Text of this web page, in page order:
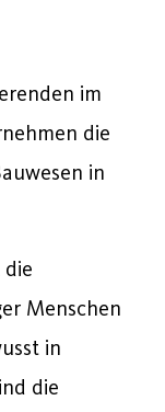
im
die
in
Menschen
in
die